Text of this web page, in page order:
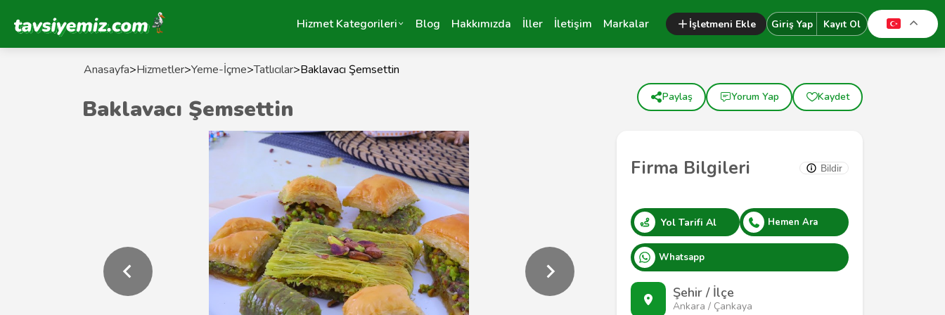
Tavsiyemiz Anasayfa Hizmet Kategorileri Blog Hakkımızda İller İletişim Markalar İşletmeni Ekle Giriş Yap Kayıt Ol
Anasayfa>Hizmetler>Yeme-İçme>Tatlıcılar>Baklavacı Şemsettin
Firma Bilgileri Bildir
Yol Tarifi Al Hemen Ara
Whatsapp
Şehir / İlçe
Ankara / Çankaya
Baklavacı Şemsettin Paylaş Yorum Yap Kaydet